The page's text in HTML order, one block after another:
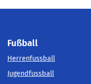
Fußball
Herrenfussball
Jugendfussball